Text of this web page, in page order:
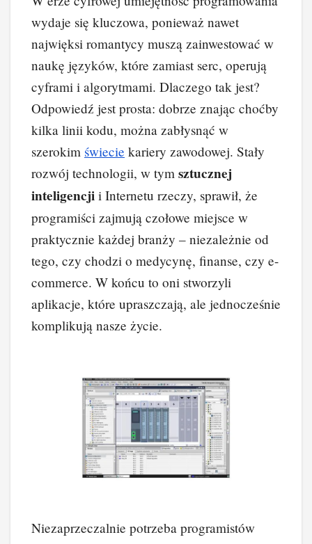
c
e
b
o
o
k
er
e
st
k
e
dI
n
d
di
t
o
p
p
y
Li
n
k
wydaje się kluczowa, ponieważ nawet
najwięksi romantycy muszą zainwestować w
naukę języków, które zamiast serc, operują
cyframi i algorytmami. Dlaczego tak jest?
Odpowiedź jest prosta: dobrze znając choćby
kilka linii kodu, można zabłysnąć w
szerokim świecie kariery zawodowej. Stały
rozwój technologii, w tym sztucznej
inteligencji i Internetu rzeczy, sprawił, że
programiści zajmują czołowe miejsce w
praktycznie każdej branży – niezależnie od
tego, czy chodzi o medycynę, finanse, czy e-
commerce. W końcu to oni stworzyli
aplikacje, które upraszczają, ale jednocześnie
komplikują nasze życie.
Niezaprzeczalnie potrzeba programistów